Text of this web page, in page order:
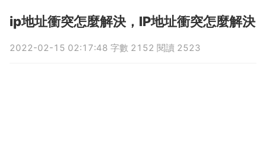
ip地址衝突怎麼解決，IP地址衝突怎麼解決
2022-02-15 02:17:48 字數 2152 閱讀 2523